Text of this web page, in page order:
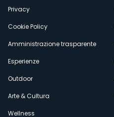
Privacy
Cookie Policy
Amministrazione trasparente
Esperienze
Outdoor
Arte & Cultura
Wellness